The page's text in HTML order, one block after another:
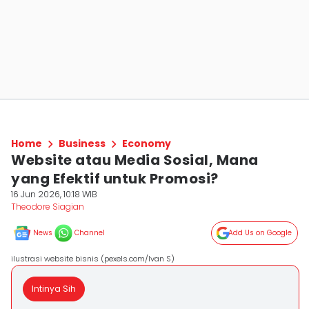
Home Business Economy
Website atau Media Sosial, Mana
yang Efektif untuk Promosi?
16 Jun 2026, 10:18 WIB
Theodore Siagian
News Channel Add Us on Google
ilustrasi website bisnis (pexels.com/Ivan S)
Intinya Sih